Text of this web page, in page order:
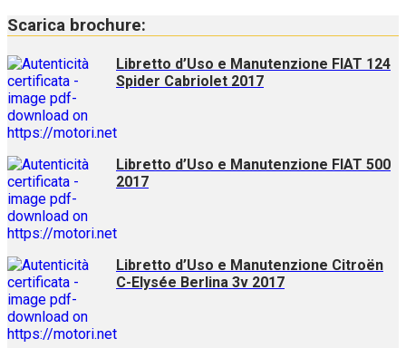
Scarica brochure:
Libretto d’Uso e Manutenzione FIAT 124
Spider Cabriolet 2017
Libretto d’Uso e Manutenzione FIAT 500
2017
Libretto d’Uso e Manutenzione Citroën
C-Elysée Berlina 3v 2017